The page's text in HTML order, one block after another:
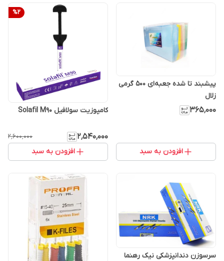
پیشبند تا شده جعبه‌ای ۵۰۰ گرمی
زلال
۳۶۵٬۰۰۰
افزودن به سبد
%2
کامپوزیت سولافیل Solafil M90
۲٬۵۴۰٬۰۰۰ ۲٬۶۰۰٬۰۰۰
افزودن به سبد
سرسوزن دندانپزشکی نیک رهنما